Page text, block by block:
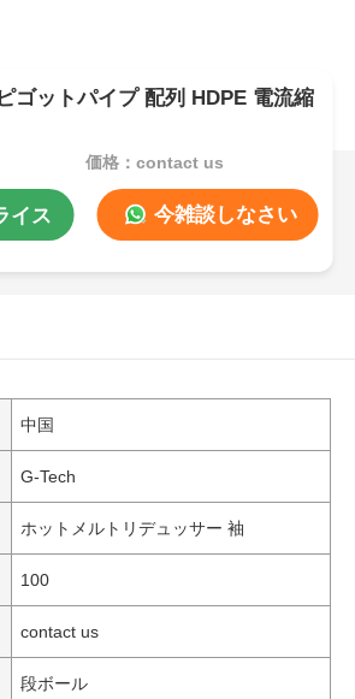
ゴットパイプ 配列 HDPE 電流縮
価格：contact us
イス 今雑談しなさい
中国
G-Tech
ホットメルトリデュッサー 袖
100
contact us
段ボール